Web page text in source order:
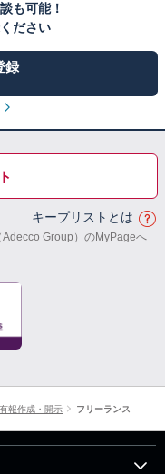
も可能！
ださい
録
キープリストとは
Group）のMyPageへ
有報作成・開示 フリーランス